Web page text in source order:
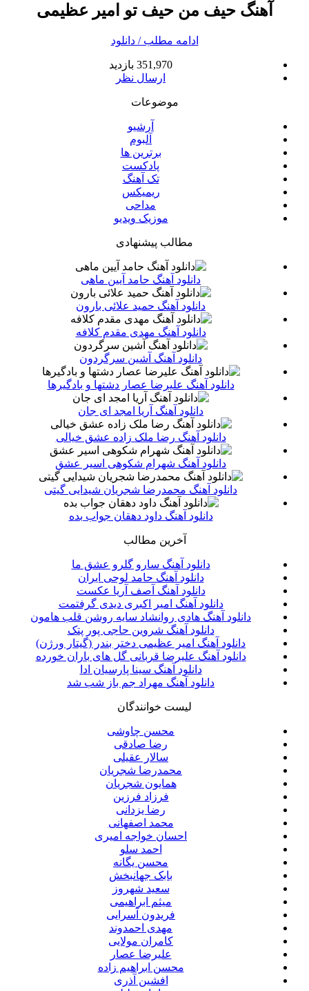
آهنگ حیف من حیف تو امیر عظیمی
ادامه مطلب / دانلود
351,970 بازدید
ارسال نظر
موضوعات
آرشیو
آلبوم
برترین ها
پادکست
تک آهنگ
ریمیکس
مداحی
موزیک ویدیو
مطالب پیشنهادی
دانلود آهنگ حامد آیین ماهی
دانلود آهنگ حمید علائی بارون
دانلود آهنگ مهدی مقدم کلافه
دانلود آهنگ آشین سرگردون
دانلود آهنگ علیرضا عصار دشتها و بادگیرها
دانلود آهنگ آریا امجد ای جان
دانلود آهنگ رضا ملک زاده عشق خیالی
دانلود آهنگ شهرام شکوهی اسیر عشق
دانلود آهنگ محمدرضا شجریان شیدایی گیتی
دانلود آهنگ داود دهقان جواب بده
آخرین مطالب
دانلود آهنگ سارو گلرو عشق ما
دانلود آهنگ حامد لوحی ایران
دانلود آهنگ آصف آریا عکست
دانلود آهنگ امیر اکبری دیدی گرفتمت
دانلود آهنگ هادی روانشاد سایه روشن قلب هامون
دانلود آهنگ شروین حاجی پور پتک
دانلود آهنگ امیر عظیمی دختر بندر (گیتار ورژن)
دانلود آهنگ علیرضا قربانی گل های باران خورده
دانلود آهنگ سینا پارسیان ادا
دانلود آهنگ مهراد جم باز شب شد
لیست خوانندگان
محسن چاوشی
رضا صادقی
سالار عقیلی
محمدرضا شجریان
همایون شجریان
فرزاد فرزین
رضا یزدانی
محمد اصفهانی
احسان خواجه امیری
احمد سلو
محسن یگانه
بابک جهانبخش
سعید شهروز
میثم ابراهیمی
فریدون آسرایی
مهدی احمدوند
کامران مولایی
علیرضا عصار
محسن ابراهیم زاده
افشین آذری